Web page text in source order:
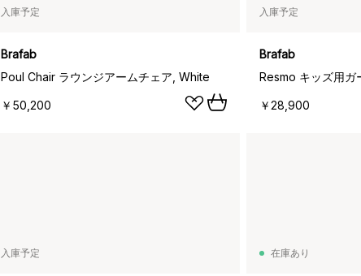
入庫予定
Brafab
Poul Chair ラウンジアームチェア, White
￥50,200
入庫予定
Brafab
￥28,900
入庫予定 在庫あり